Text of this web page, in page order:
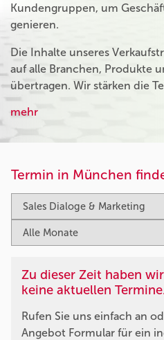
Kundengruppen, um
genieren.
Die Inhalte unseres
auf alle Branchen, Produkte
übertragen. Wir stärken die
mehr
Termin in München
Zu dieser Zeit haben
keine aktuellen
Rufen Sie uns einfach an
Angebot Formular für ein